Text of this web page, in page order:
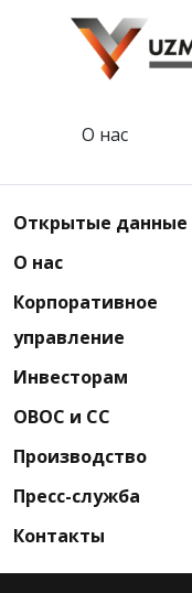
О нас
Открытые данные
О нас
Корпоративное
управление
Инвесторам
ОВОС и СС
Производство
Пресс-служба
Контакты